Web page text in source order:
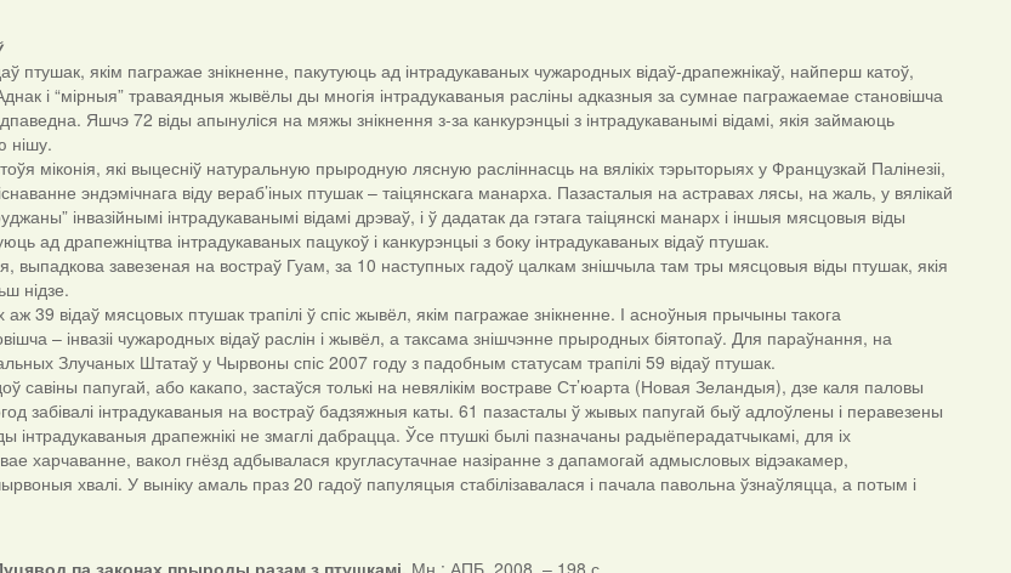
птушак, якім пагражае знікненне, пакутуюць ад інтрадукаваных чужародных відаў-драпежнікаў, найперш катоў,
і “мірныя” траваядныя жывёлы ды многія інтрадукаваныя расліны адказныя за сумнае пагражаемае становішча
Яшчэ 72 віды апынуліся на мяжы знікнення з-за канкурэнцыі з інтрадукаванымі відамі, якія займаюць
нішу.
міконія, які выцесніў натуральную прыродную лясную расліннасць на вялікіх тэрыторыях у Французкай Палінезіі,
эндэмічнага віду вераб’іных птушак – таіцянскага манарха. Пазасталыя на астравах лясы, на жаль, у вялікай
інвазійнымі інтрадукаванымі відамі дрэваў, і ў дадатак да гэтага таіцянскі манарх і іншыя мясцовыя віды
ад драпежніцтва інтрадукаваных пацукоў і канкурэнцыі з боку інтрадукаваных відаў птушак.
выпадкова завезеная на востраў Гуам, за 10 наступных гадоў цалкам знішчыла там тры мясцовыя віды птушак, якія
нідзе.
аж 39 відаў мясцовых птушак трапілі ў спіс жывёл, якім пагражае знікненне. І асноўныя прычыны такога
– інвазіі чужародных відаў раслін і жывёл, а таксама знішчэнне прыродных біятопаў. Для параўнання, на
Злучаных Штатаў у Чырвоны спіс 2007 году з падобным статусам трапілі 59 відаў птушак.
савіны папугай, або какапо, застаўся толькі на невялікім востраве Ст’юарта (Новая Зеландыя), дзе каля паловы
забівалі інтрадукаваныя на востраў бадзяжныя каты. 61 пазасталы ў жывых папугай быў адлоўлены і перавезены
інтрадукаваныя драпежнікі не змаглі дабрацца. Ўсе птушкі былі пазначаны радыёперадатчыкамі, для іх
харчаванне, вакол гнёзд адбывалася кругласутачнае назіранне з дапамогай адмысловых відэакамер,
хвалі. У выніку амаль праз 20 гадоў папуляцыя стабілізавалася і пачала павольна ўзнаўляцца, а потым і